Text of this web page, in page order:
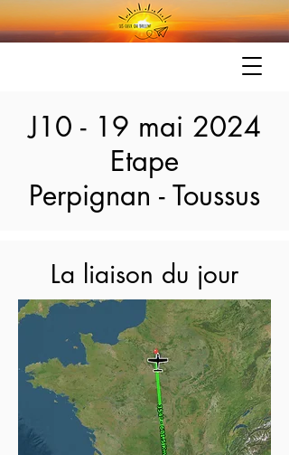
J10 - 19 mai 2024
Etape
Perpignan - Toussus
La liaison du jour